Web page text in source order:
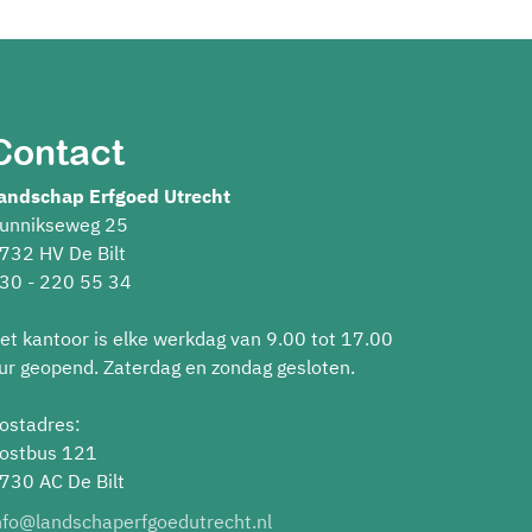
Erfgoed Utrecht
25
HV De Bilt
- 220 55 34
kantoor is elke werkdag van 9.00 tot 17.00
geopend. Zaterdag en zondag gesloten.
121
AC De Bilt